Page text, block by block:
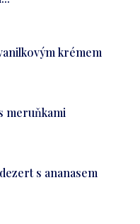
krémem
meruňkami
s ananasem